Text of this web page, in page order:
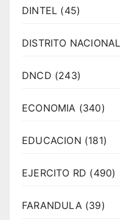
DINTEL (45)
DISTRITO NACIONAL
DNCD (243)
ECONOMIA (340)
EDUCACION (181)
EJERCITO RD (490)
FARANDULA(39)